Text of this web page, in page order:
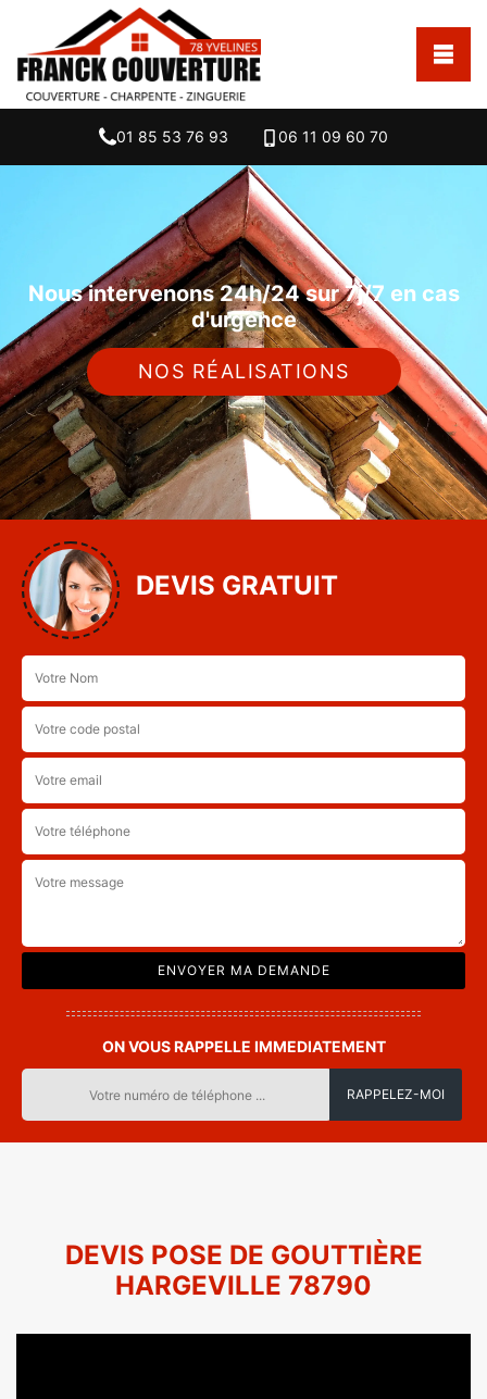
01 85 53 76 93 06 11 09 60 70
Nous intervenons 24h/24 sur 7j/7 en cas
d'urgence
NOS RÉALISATIONS
DEVIS GRATUIT
ON VOUS RAPPELLE IMMEDIATEMENT
DEVIS POSE DE GOUTTIÈRE
HARGEVILLE 78790